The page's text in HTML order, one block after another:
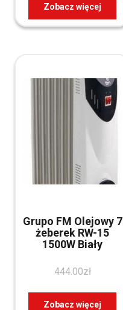
Zobacz więcej
Grupo FM Olejowy 7
żeberek RW-15
1500W Biały
444.00zł
Zobacz więcej